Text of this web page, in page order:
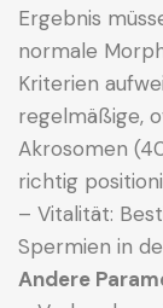
Ergebnis
normale
Kriterien
regelmäßige,
Akrosomen
richtig
– Vitalität:
Spermien in
Andere